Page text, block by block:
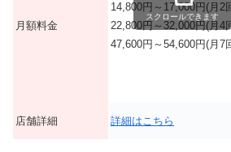
月額料金
14,800円～17,000円(月2
22,800円～32,000円(月4
47,600円～54,600円(月7
店舗詳細 詳細はこちら
スクロールできます